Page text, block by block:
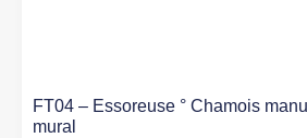
FT04 – Essoreuse ° Chamois
mural